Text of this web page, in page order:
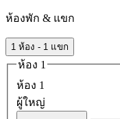
ห้องพัก & แขก
1 ห้อง - 1 แขก
ห้อง 1
ห้อง 1
ผู้ใหญ่